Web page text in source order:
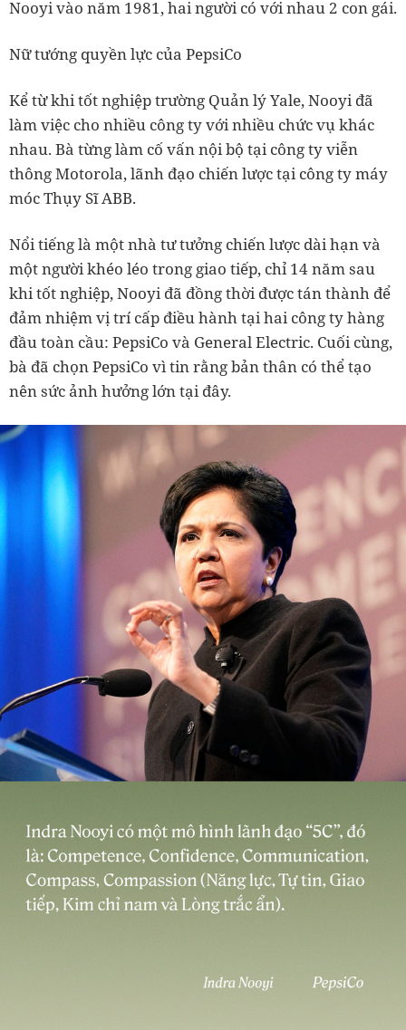
Nooyi vào năm 1981, hai người có với nhau 2 con gái.
Nữ tướng quyền lực của PepsiCo
Kể từ khi tốt nghiệp trường Quản lý Yale, Nooyi đã
làm việc cho nhiều công ty với nhiều chức vụ khác
nhau. Bà từng làm cố vấn nội bộ tại công ty viễn
thông Motorola, lãnh đạo chiến lược tại công ty máy
móc Thụy Sĩ ABB.
Nổi tiếng là một nhà tư tưởng chiến lược dài hạn và
một người khéo léo trong giao tiếp, chỉ 14 năm sau
khi tốt nghiệp, Nooyi đã đồng thời được tán thành để
đảm nhiệm vị trí cấp điều hành tại hai công ty hàng
đầu toàn cầu: PepsiCo và General Electric. Cuối cùng,
bà đã chọn PepsiCo vì tin rằng bản thân có thể tạo
nên sức ảnh hưởng lớn tại đây.